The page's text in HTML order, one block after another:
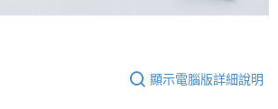
顯示電腦版詳細說明